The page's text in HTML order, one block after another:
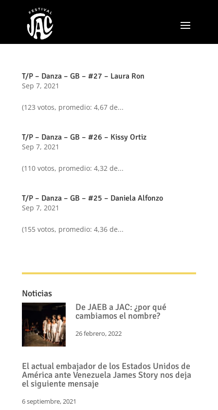
T/P – Danza – GB – #27 – Laura Ron
Sep 7, 2021
(123 votos, promedio: 4,67 de...
T/P – Danza – GB – #26 – Kissy Ortiz
Sep 7, 2021
(110 votos, promedio: 4,32 de...
T/P – Danza – GB – #25 – Daniela Alfonzo
Sep 7, 2021
(155 votos, promedio: 4,36 de...
Noticias
De JAEB a JAC: ¿por qué
cambiamos el nombre?
26 febrero, 2022
El actual embajador de los Estados Unidos de
América ante Venezuela James Story nos deja
el siguiente mensaje
6 septiembre, 2021